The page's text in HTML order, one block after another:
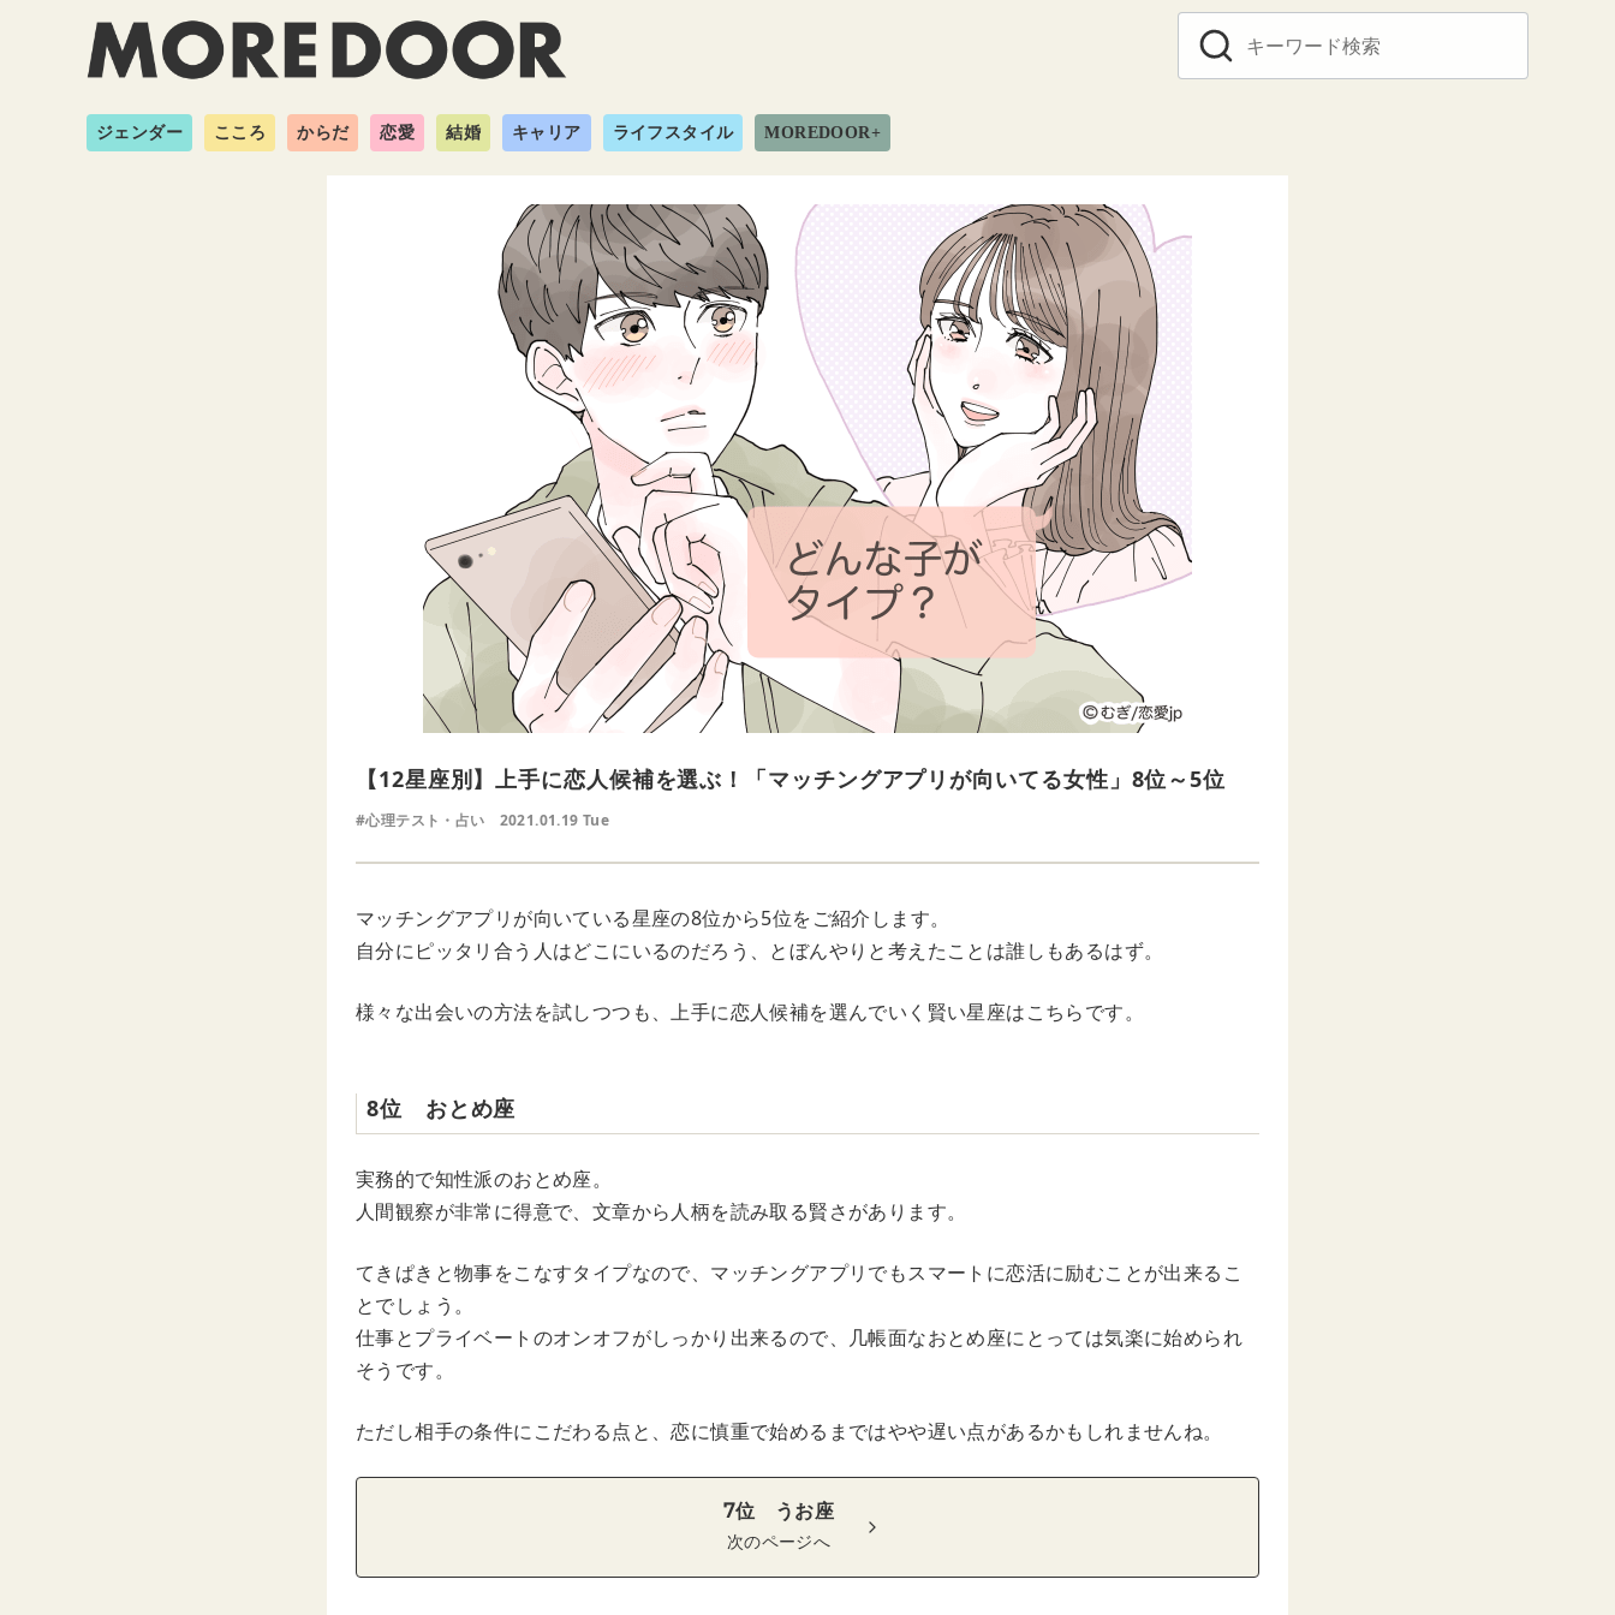
ジェンダー こころ からだ 恋愛 結婚 キャリア ライフスタイル MOREDOOR+
【12星座別】上手に恋人候補を選ぶ！「マッチングアプリが向いてる女性」8位～5位
#心理テスト・占い 2021.01.19 Tue
マッチングアプリが向いている星座の8位から5位をご紹介します。
自分にピッタリ合う人はどこにいるのだろう、とぼんやりと考えたことは誰しもあるはず。
様々な出会いの方法を試しつつも、上手に恋人候補を選んでいく賢い星座はこちらです。
8位 おとめ座
実務的で知性派のおとめ座。
人間観察が非常に得意で、文章から人柄を読み取る賢さがあります。
てきぱきと物事をこなすタイプなので、マッチングアプリでもスマートに恋活に励むことが出来るこ
とでしょう。
仕事とプライベートのオンオフがしっかり出来るので、几帳面なおとめ座にとっては気楽に始められ
そうです。
ただし相手の条件にこだわる点と、恋に慎重で始めるまではやや遅い点があるかもしれませんね。
7位 うお座
次のページへ